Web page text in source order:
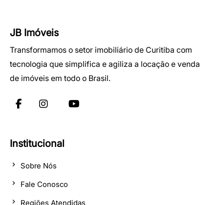
JB Imóveis
Transformamos o setor imobiliário de Curitiba com
tecnologia que simplifica e agiliza a locação e venda
de imóveis em todo o Brasil.
Institucional
Sobre Nós
Fale Conosco
Regiões Atendidas